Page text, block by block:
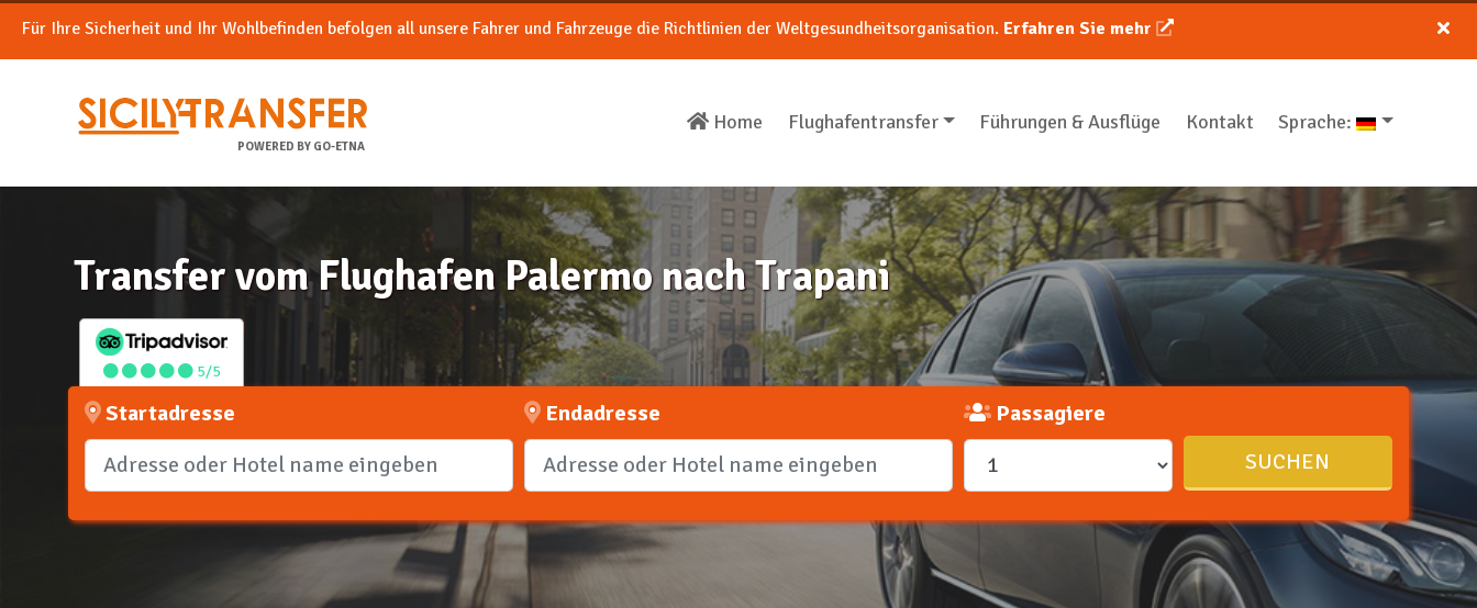
Für Ihre Sicherheit und Ihr Wohlbefinden befolgen all unsere Fahrer und Fahrzeuge die Richtlinien der Weltgesundheitsorganisation. Erfahren Sie mehr
POWERED BY GO-ETNA
Home Flughafentransfer Führungen & Ausflüge Kontakt Sprache:
Transfer vom Flughafen Palermo nach Trapani
Startadresse Endadresse
Passagiere
SUCHEN
5/5